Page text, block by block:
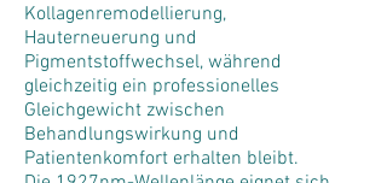
Kollagenremodellierung,
Hauterneuerung und
Pigmentstoffwechsel, während
gleichzeitig ein professionelles
Gleichgewicht zwischen
Behandlungswirkung und
Patientenkomfort erhalten bleibt.